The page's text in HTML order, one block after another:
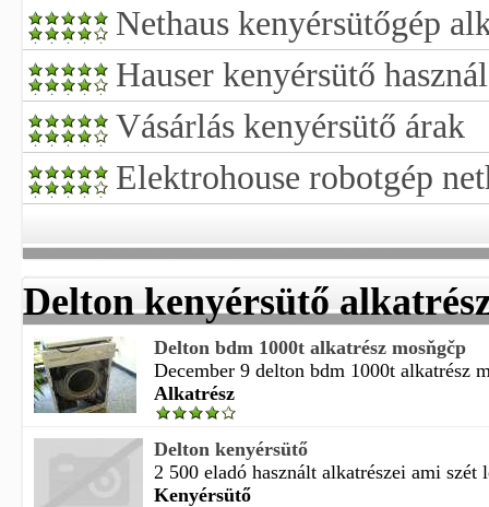
Nethaus kenyérsütőgép
Hauser kenyérsütő
Vásárlás kenyérsütő árak
Elektrohouse robotgép
Delton kenyérsütő
Delton bdm 1000t alkatrész mosňgčp
December 9 delton bdm 1000t alkatrész
Alkatrész
Delton kenyérsütő
2 500 eladó használt alkatrészei ami szét
Kenyérsütő